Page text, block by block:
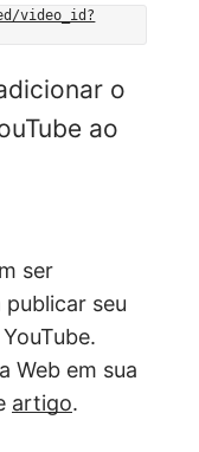
video_id?
o
ao
ser
seu
Web em sua
artigo.